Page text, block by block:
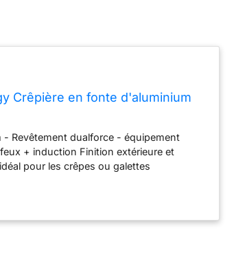
Crêpière en fonte d'aluminium
Revêtement dualforce - équipement
+ induction Finition extérieure et
pour les crêpes ou galettes